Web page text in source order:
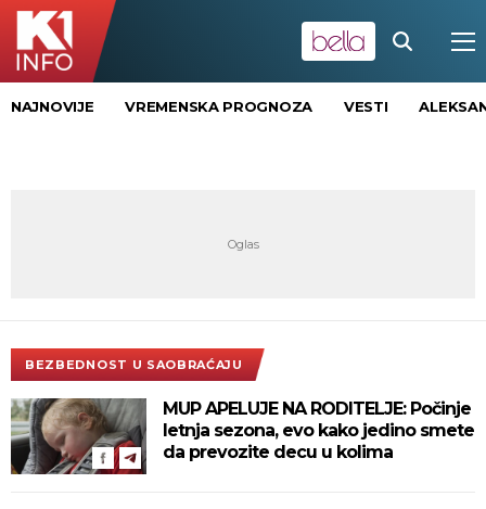
NAJNOVIJE VREMENSKA PROGNOZA VESTI
BEZBEDNOST U SAOBRAĆAJU
MUP APELUJE NA RODITELJE: Počinje
letnja sezona, evo kako jedino smete
da prevozite decu u kolima